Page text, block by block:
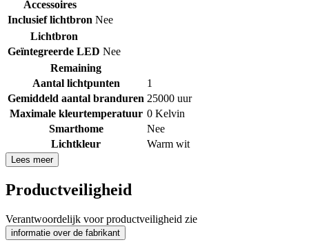
Accessoires
Inclusief lichtbron Nee
Lichtbron
Geïntegreerde LED Nee
Remaining
Aantal lichtpunten
1
Gemiddeld aantal branduren 25000 uur
Maximale kleurtemperatuur 0 Kelvin
Smarthome
Nee
Lichtkleur
Warm wit
Lees meer
Productveiligheid
Verantwoordelijk voor productveiligheid zie
informatie over de fabrikant